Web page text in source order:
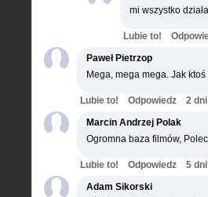
mi wszystko
Lubie to!
Paweł Pietrzop
Mega, mega mega. Jak
Lubie to! Odpowiedz
2 dni
Marcin Andrzej Polak
Ogromna baza filmów,
Lubie to! Odpowiedz
5 dni
Adam Sikorski